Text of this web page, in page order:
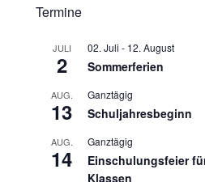
Termine
JULI
2
02. Juli - 12. August
Sommerferien
AUG.
13
Ganztägig
Schuljahresbeginn
AUG.
14
Ganztägig
Einschulungsfeier
Klassen